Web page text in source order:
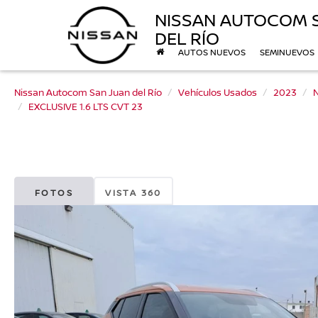
NISSAN AUTOCOM
DEL RÍO
AUTOS NUEVOS SEMINUEVOS
Nissan Autocom San Juan del Río Vehículos Usados 2023
EXCLUSIVE 1.6 LTS CVT 23
FOTOS VISTA 360